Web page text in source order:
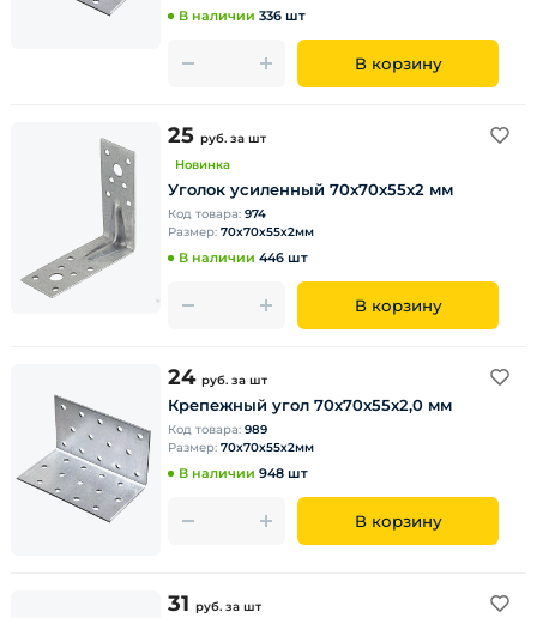
В наличии 336 шт
В корзину
25 руб. за шт
Новинка
Уголок усиленный 70х70х55х2 мм
Код товара: 974
Размер: 70х70х55х2мм
В наличии 446 шт
В корзину
24 руб. за шт
Крепежный угол 70х70х55х2,0 мм
Код товара: 989
Размер: 70х70х55х2мм
В наличии 948 шт
В корзину
31 руб. за шт